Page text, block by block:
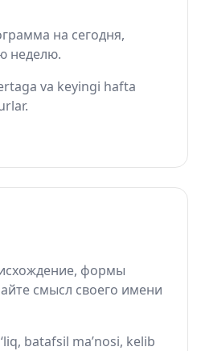
на сегодня,
неделю.
va keyingi hafta
формы
смысл своего имени
batafsil ma’nosi, kelib